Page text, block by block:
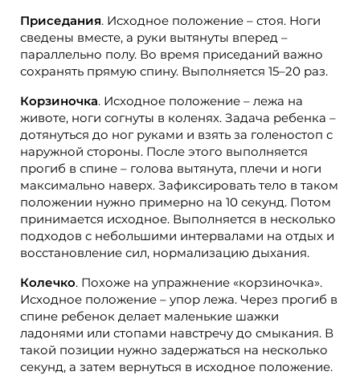
Приседания. Исходное положение – стоя. Ноги
сведены вместе, а руки вытянуты вперед –
параллельно полу. Во время приседаний важно
сохранять прямую спину. Выполняется 15–20 раз.
Корзиночка. Исходное положение – лежа на
животе, ноги согнуты в коленях. Задача ребенка –
дотянуться до ног руками и взять за голеностоп с
наружной стороны. После этого выполняется
прогиб в спине – голова вытянута, плечи и ноги
максимально наверх. Зафиксировать тело в таком
положении нужно примерно на 10 секунд. Потом
принимается исходное. Выполняется в несколько
подходов с небольшими интервалами на отдых и
восстановление сил, нормализацию дыхания.
Колечко. Похоже на упражнение «корзиночка».
Исходное положение – упор лежа. Через прогиб в
спине ребенок делает маленькие шажки
ладонями или стопами навстречу до смыкания. В
такой позиции нужно задержаться на несколько
секунд, а затем вернуться в исходное положение.